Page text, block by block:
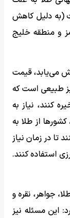
(به دلیل کاهش
و منطقه خلیج
می‌یابد، قیمت
طبیعی است که
کنند، نیاز به
از طلا به
تا در زمان نیاز
استفاده کنند.
جواهر، نقره و
این مسئله نیز